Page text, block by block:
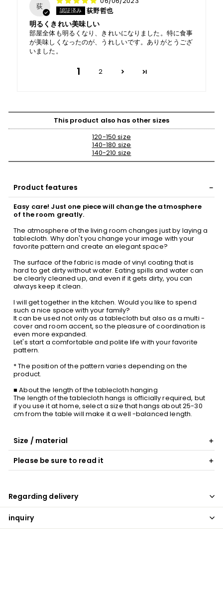
荻
荻野哲也
明るくきれい美味しい
部屋全体も明るくなり、きれいになりました。特に食事
が美味しくなったのが、うれしいです。ありがとうござ
いました。
1 2
This product also has other sizes
120-150 size
140-180 size
140-210 size
Product features
Easy care! Just one piece will change the atmosphere
of the room greatly.
The atmosphere of the living room changes just by laying a
tablecloth. Why don't you change your image with your
favorite pattern and create an elegant space?
The surface of the fabric is made of vinyl coating that is
hard to get dirty without water. Eating spills and water can
be clearly cleaned up, and even if it gets dirty, you can
always keep it clean.
I will get together in the kitchen. Would you like to spend
such a nice space with your family?
It can be used not only as a tablecloth but also as a multi -
cover and room accent, so the pleasure of coordination is
even more expanded.
Let's start a comfortable and polite life with your favorite
pattern.
* The position of the pattern varies depending on the
product.
■ About the length of the tablecloth hanging
The length of the tablecloth hangs is officially required, but
if you use it at home, select a size that hangs about 25-30
cm from the table will make it a well -balanced length.
Size / material
Please be sure to read it
Regarding delivery
inquiry